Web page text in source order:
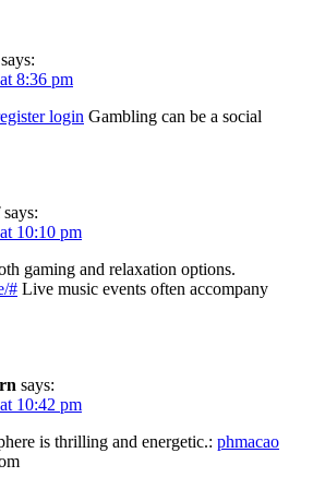
says:
8:36 pm
login Gambling can be a social
says:
10:10 pm
gaming and relaxation options.
# Live music events often accompany
says:
10:42 pm
is thrilling and energetic.: phmacao